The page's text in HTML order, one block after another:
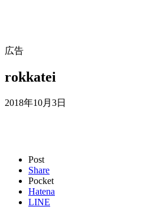
広告
rokkatei
2018年10月3日
Post
Share
Pocket
Hatena
LINE